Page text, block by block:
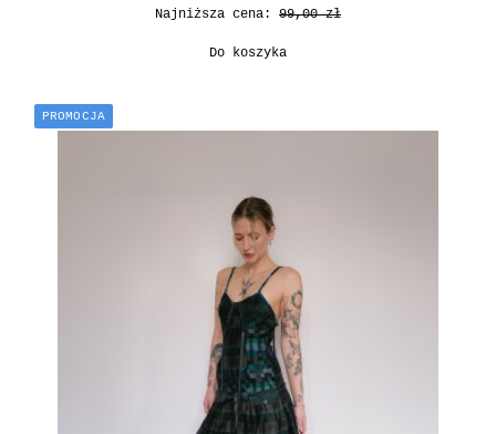
Najniższa cena: 99,00 zł
Do koszyka
PROMOCJA